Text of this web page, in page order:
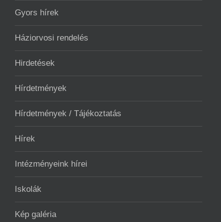
Gyors hírek
Háziorvosi rendelés
Hirdetések
Hírdetmények
Hírdetmények / Tájékoztatás
Hírek
Intézményeink hírei
Iskolák
Kép galéria